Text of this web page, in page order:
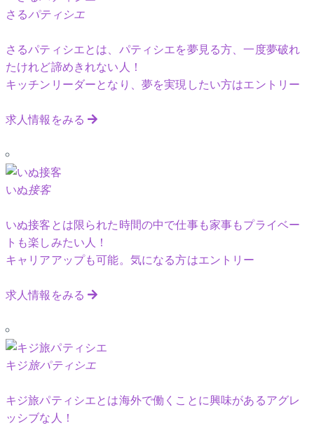
さるパティシエ
さるパティシエとは、パティシエを夢見る方、一度夢破れ
たけれど諦めきれない人！
キッチンリーダーとなり、夢を実現したい方はエントリー
求人情報をみる
いぬ接客
いぬ接客とは限られた時間の中で仕事も家事もプライベー
トも楽しみたい人！
キャリアアップも可能。気になる方はエントリー
求人情報をみる
キジ旅パティシエ
キジ旅パティシエとは海外で働くことに興味があるアグレ
ッシブな人！